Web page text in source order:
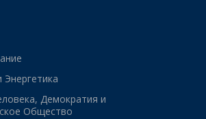
Энергетика
Демократия и
Общество